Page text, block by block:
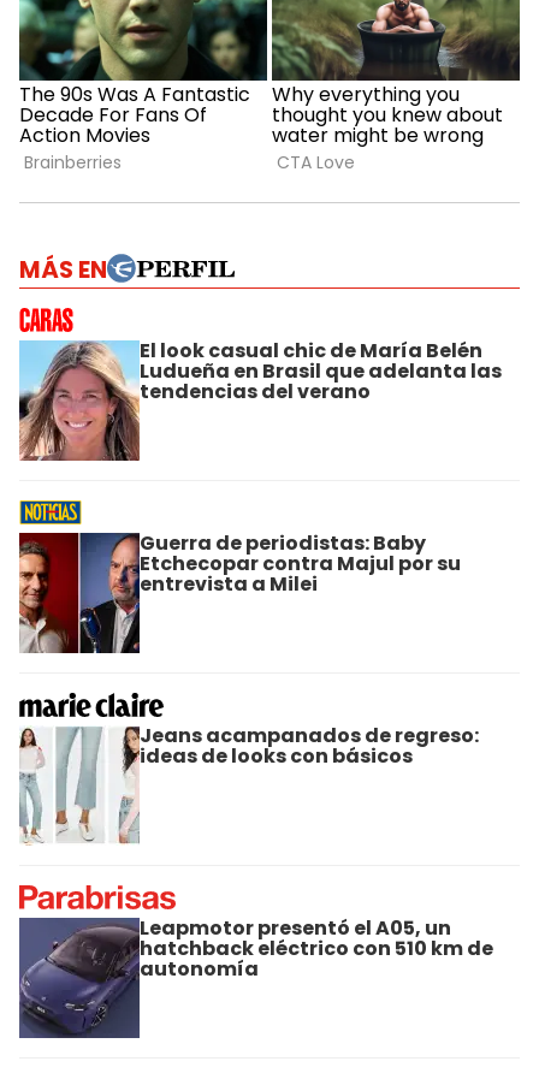
MÁS EN
El look casual chic de María Belén
Ludueña en Brasil que adelanta las
tendencias del verano
Guerra de periodistas: Baby
Etchecopar contra Majul por su
entrevista a Milei
Jeans acampanados de regreso:
ideas de looks con básicos
Leapmotor presentó el A05, un
hatchback eléctrico con 510 km de
autonomía